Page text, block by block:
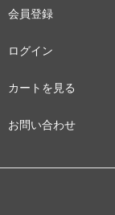
会員登録
ログイン
カートを見る
お問い合わせ